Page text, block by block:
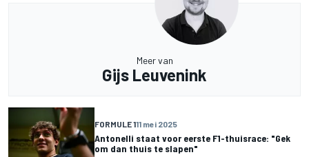
Meer van
Gijs Leuvenink
FORMULE 111 mei 2025
Antonelli staat voor eerste F1-thuisrace: "Gek
om dan thuis te slapen"